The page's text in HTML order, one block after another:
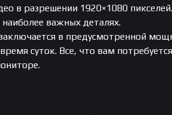
в разрешении 1920×1080
важных деталях.
в предусмотренной
суток. Все, что вам